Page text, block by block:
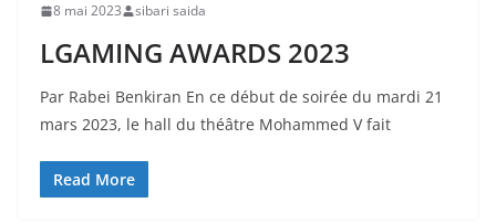
8 mai 2023 sibari saida
LGAMING AWARDS 2023
Par Rabei Benkiran En ce début de soirée du mardi 21
mars 2023, le hall du théâtre Mohammed V fait
Read More